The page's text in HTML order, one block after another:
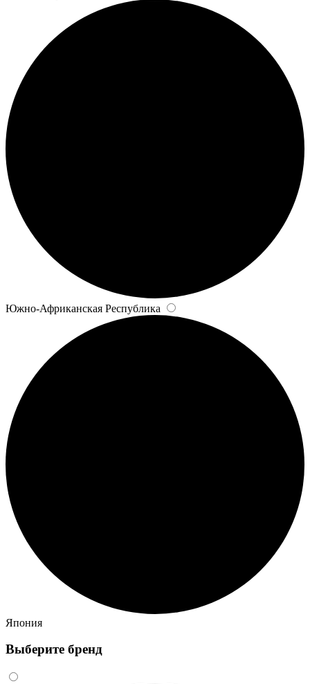
Южно-Африканская Республика
Япония
Выберите бренд